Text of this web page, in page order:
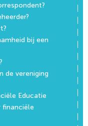
bij een
de vereniging
Educatie
financiële